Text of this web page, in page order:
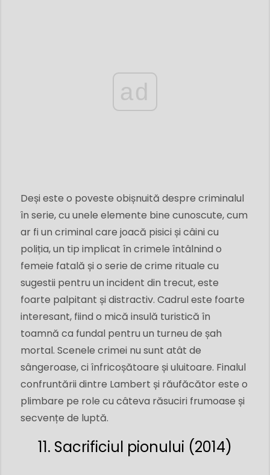
ad
Deși este o poveste obișnuită despre criminalul
în serie, cu unele elemente bine cunoscute, cum
ar fi un criminal care joacă pisici și câini cu
poliția, un tip implicat în crimele întâlnind o
femeie fatală și o serie de crime rituale cu
sugestii pentru un incident din trecut, este
foarte palpitant și distractiv. Cadrul este foarte
interesant, fiind o mică insulă turistică în
toamnă ca fundal pentru un turneu de șah
mortal. Scenele crimei nu sunt atât de
sângeroase, ci înfricoșătoare și uluitoare. Finalul
confruntării dintre Lambert și răufăcător este o
plimbare pe role cu câteva răsuciri frumoase și
secvențe de luptă.
11. Sacrificiul pionului (2014)